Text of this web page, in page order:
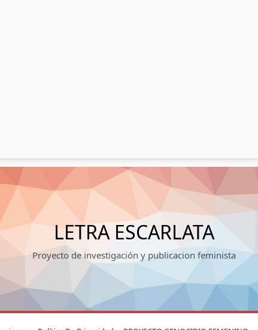
LETRA ESCARLATA
Proyecto de investigación y publicacion feminista